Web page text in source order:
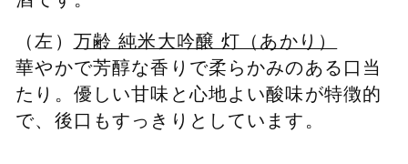
（左） 万齢 純米大吟醸 灯（あかり）
華やかで芳醇な香りで柔らかみのある口当
たり。優しい甘味と心地よい酸味が特徴的
で、後口もすっきりとしています。